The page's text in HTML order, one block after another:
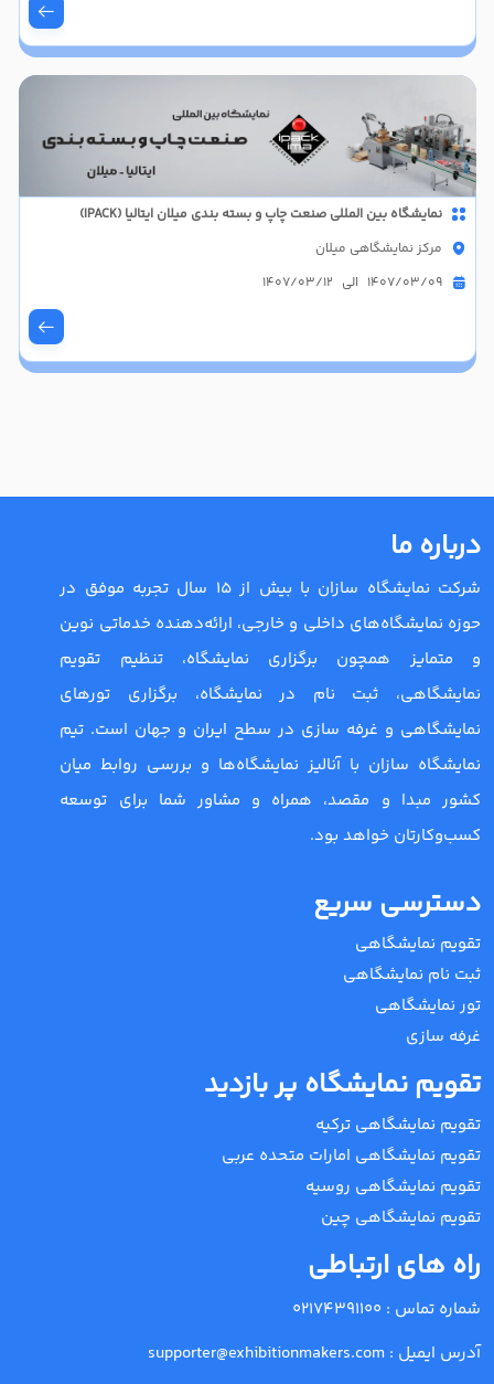
نمایشگاه بین المللی صنعت چاپ و بسته بندی میلان ایتالیا (IPACK)
مرکز نمایشگاهی میلان
1407/03/09 الی 1407/03/12
درباره ما
شرکت نمایشگاه سازان با بیش از 15 سال تجربه موفق در
حوزه نمایشگاه‌های داخلی و خارجی، ارائه‌دهنده خدماتی نوین
و متمایز همچون برگزاری نمایشگاه، تنظیم تقویم
نمایشگاهی، ثبت نام در نمایشگاه، برگزاری تورهای
نمایشگاهی و غرفه سازی در سطح ایران و جهان است. تیم
نمایشگاه سازان با آنالیز نمایشگاه‌ها و بررسی روابط میان
کشور مبدا و مقصد، همراه و مشاور شما برای توسعه
کسب‌وکارتان خواهد بود.
دسترسی سریع
تقویم نمایشگاهی
ثبت نام نمایشگاهی
تور نمایشگاهی
غرفه سازی
تقویم نمایشگاه پر بازدید
تقویم نمایشگاهی ترکیه
تقویم نمایشگاهی امارات متحده عربی
تقویم نمایشگاهی روسیه
تقویم نمایشگاهی چین
راه های ارتباطی
شماره تماس : 02174391100
آدرس ایمیل : supporter@exhibitionmakers.com